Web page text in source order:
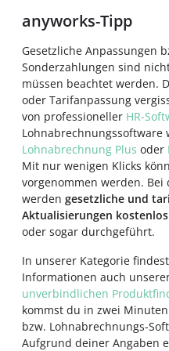
anyworks-Tipp
Gesetzliche Anpassungen
Sonderzahlungen sind
müssen beachtet werden.
oder Tarifanpassung
von professioneller HR-
Lohnabrechnungssoftware
Lohnabrechnung Plus oder
Mit nur wenigen Klicks
vorgenommen werden.
werden gesetzliche und
Aktualisierungen
oder sogar durchgeführt.
In unserer Kategorie
Informationen auch
unverbindlichen
kommst du in zwei
bzw. Lohnabrechnungs-
Aufgrund deiner Angaben